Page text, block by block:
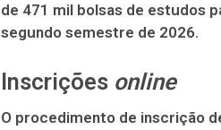
de 471 mil bolsas de estudos
segundo semestre de 2026.
Inscrições online
O procedimento de inscrição